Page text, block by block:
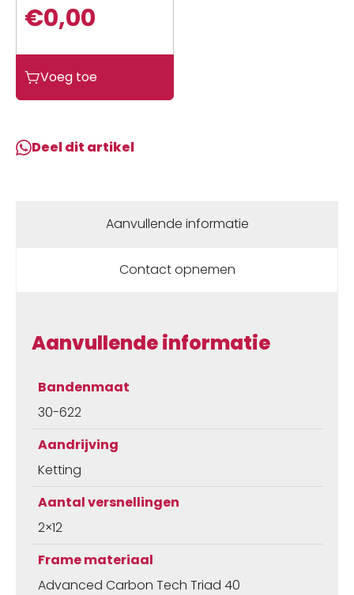
€0,00
aantalVoeg toe
Deel dit artikel
Aanvullende informatie
Contact opnemen
Aanvullende informatie
Bandenmaat
30-622
Aandrijving
Ketting
Aantal versnellingen
2×12
Frame materiaal
Advanced Carbon Tech Triad 40